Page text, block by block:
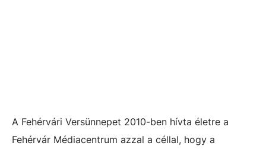
A Fehérvári Versünnepet 2010-ben hívta életre a
Fehérvár Médiacentrum azzal a céllal, hogy a